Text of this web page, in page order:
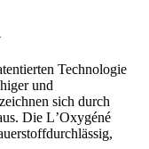
Technologie
und
sich durch
Die LʼOxygéné